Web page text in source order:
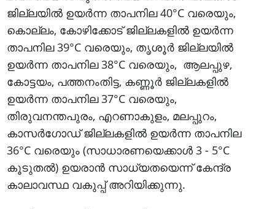
ജില്ലയിൽ ഉയർന്ന താപനില 40°C വരെയും,
കൊല്ലം, കോഴിക്കോട് ജില്ലകളിൽ ഉയർന്ന
താപനില 39°C വരെയും, തൃശൂർ ജില്ലയിൽ
ഉയർന്ന താപനില 38°C വരെയും, ആലപ്പുഴ,
കോട്ടയം, പത്തനംതിട്ട, കണ്ണൂർ ജില്ലകളിൽ
ഉയർന്ന താപനില 37°C വരെയും,
തിരുവനന്തപുരം, എറണാകുളം, മലപ്പുറം,
കാസർഗോഡ് ജില്ലകളിൽ ഉയർന്ന താപനില
36°C വരെയും (സാധാരണയെക്കാൾ 3 - 5°C
കൂടുതൽ) ഉയരാൻ സാധ്യതയെന്ന് കേന്ദ്ര
കാലാവസ്ഥ വകുപ്പ് അറിയിക്കുന്നു.